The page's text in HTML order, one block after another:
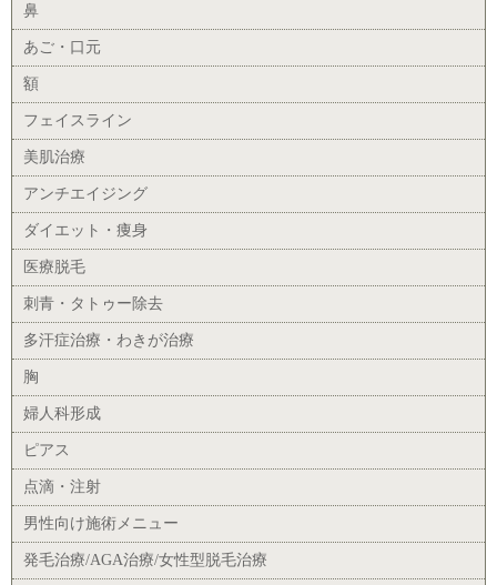
鼻
あご・口元
額
フェイスライン
美肌治療
アンチエイジング
ダイエット・痩身
医療脱毛
刺青・タトゥー除去
多汗症治療・わきが治療
胸
婦人科形成
ピアス
点滴・注射
男性向け施術メニュー
発毛治療/AGA治療/女性型脱毛治療